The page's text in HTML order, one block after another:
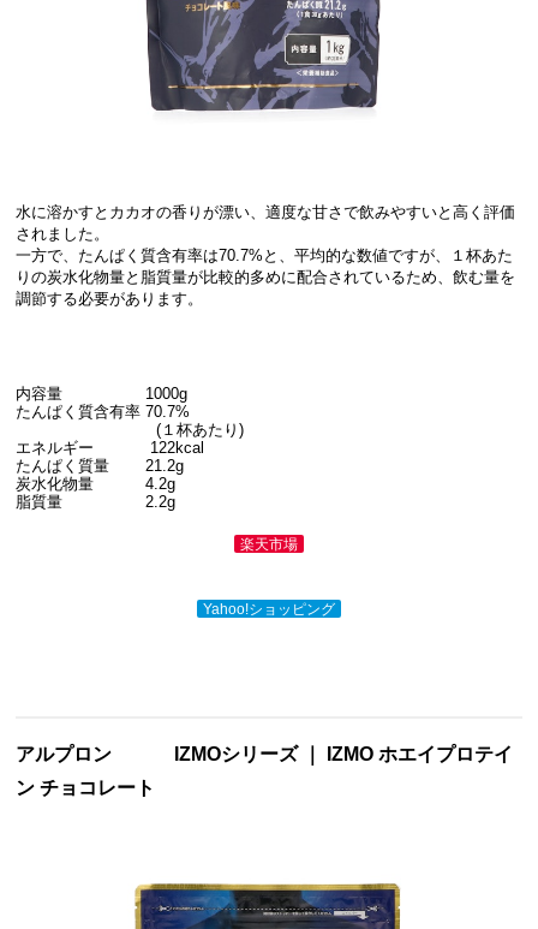
水に溶かすとカカオの香りが漂い、適度な甘さで飲みやすいと高く評価
されました。
一方で、たんぱく質含有率は70.7%と、平均的な数値ですが、１杯あた
りの炭水化物量と脂質量が比較的多めに配合されているため、飲む量を
調節する必要があります。
内容量 1000g
たんぱく質含有率 70.7%
(１杯あたり)
エネルギー 122kcal
たんぱく質量 21.2g
炭水化物量 4.2g
脂質量 2.2g
楽天市場
Yahoo!ショッピング
アルプロン
IZMOシリーズ ｜ IZMO ホエイプロテイ
ン チョコレート